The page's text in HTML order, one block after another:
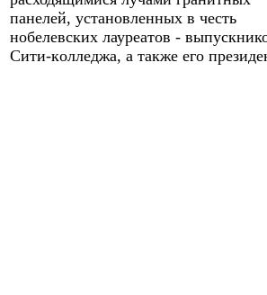
панелей, установленных в честь
нобелевских лауреатов -
Сити-колледжа, а также его